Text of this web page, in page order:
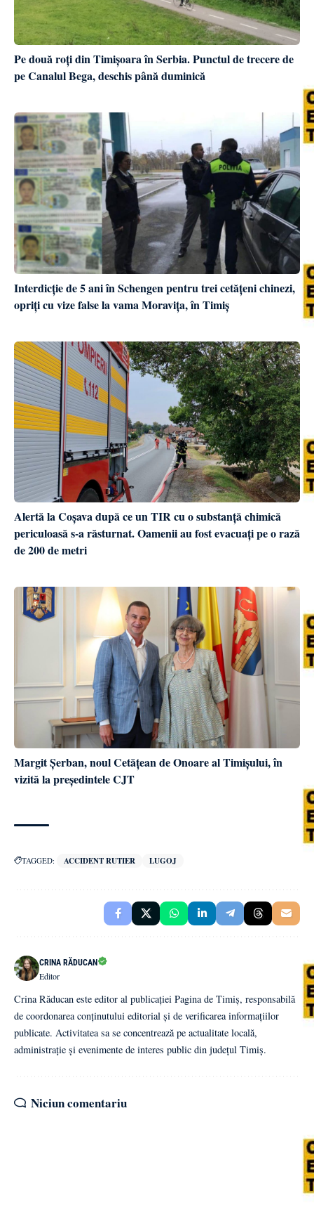
Pe două roți din Timișoara în Serbia. Punctul de trecere de
pe Canalul Bega, deschis până duminică
Interdicție de 5 ani în Schengen pentru trei cetățeni chinezi,
opriți cu vize false la vama Moravița, în Timiș
Alertă la Coșava după ce un TIR cu o substanță chimică
periculoasă s-a răsturnat. Oamenii au fost evacuați pe o rază
de 200 de metri
Margit Șerban, noul Cetățean de Onoare al Timișului, în
vizită la președintele CJT
TAGGED: ACCIDENT RUTIER LUGOJ
CRINA RĂDUCAN
Editor
Crina Răducan este editor al publicației Pagina de Timiș, responsabilă
de coordonarea conținutului editorial și de verificarea informațiilor
publicate. Activitatea sa se concentrează pe actualitate locală,
administrație și evenimente de interes public din județul Timiș.
Niciun comentariu